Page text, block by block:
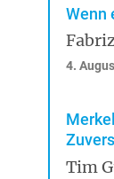
Wenn
4.
Tim